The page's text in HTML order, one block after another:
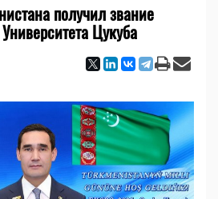
получил звание
Цукуба